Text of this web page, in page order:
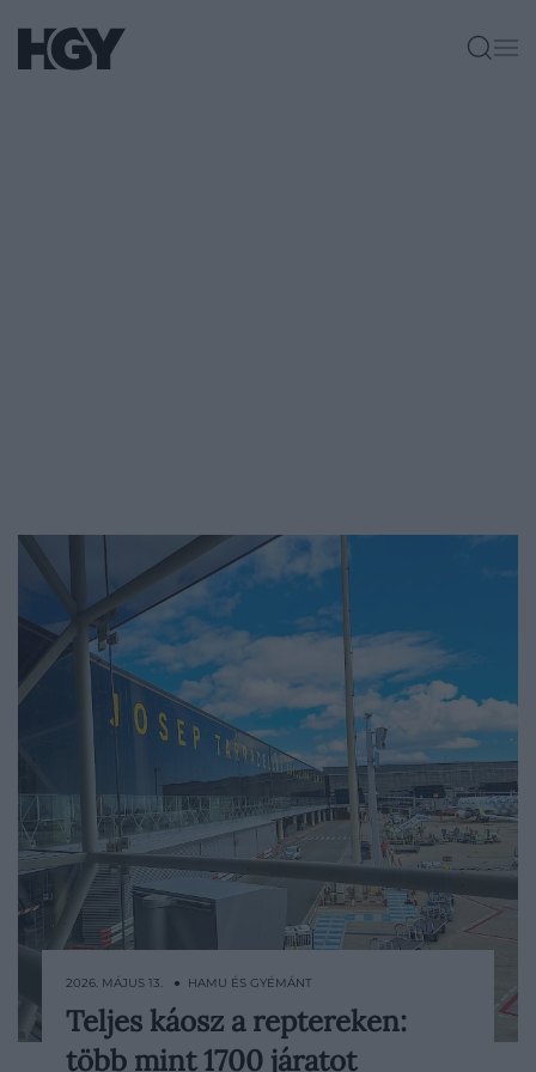
A nyári csúcsidőszak kezdete előtt több
európai repülőtéren is komoly
2026. MÁJUS 13. ● HAMU ÉS GYÉMÁNT
Teljes káosz a reptereken:
több mint 1700 járatot